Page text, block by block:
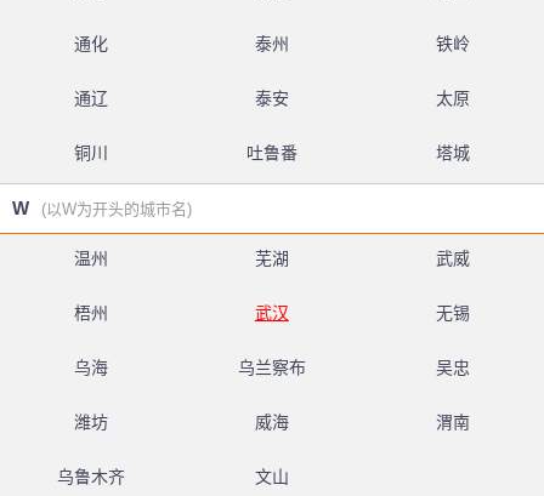
通化 泰州 铁岭
通辽 泰安 太原
铜川 吐鲁番 塔城
W (以W为开头的城市名)
温州 芜湖 武威
梧州 武汉 无锡
乌海 乌兰察布 吴忠
潍坊 威海 渭南
乌鲁木齐 文山